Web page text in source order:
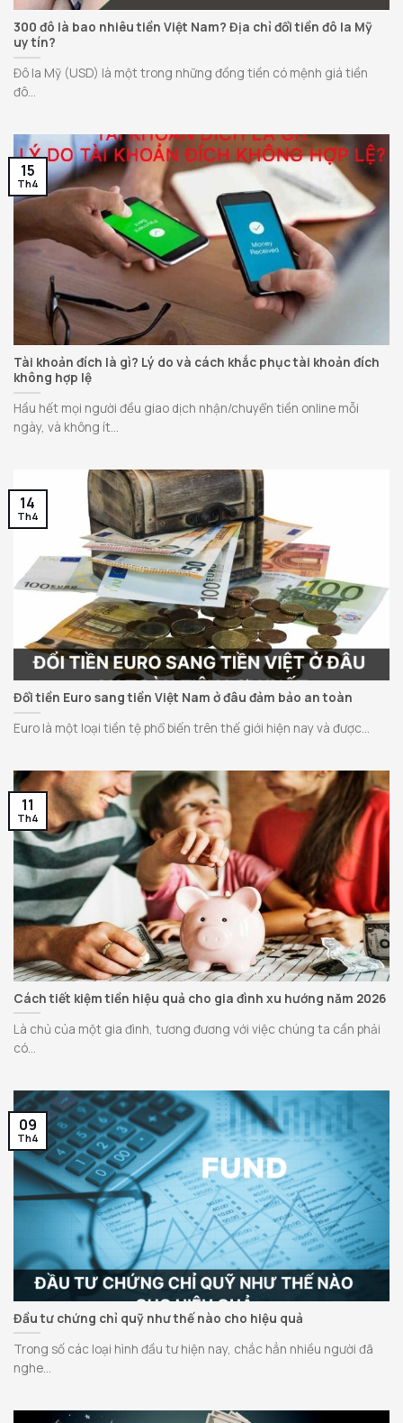
300 đô là bao nhiêu tiền Việt Nam? Địa chỉ đổi tiền đô la Mỹ
uy tín?
Đô la Mỹ (USD) là một trong những đồng tiền có mệnh giá tiền
đô...
Tài khoản đích là gì? Lý do và cách khắc phục tài khoản đích
không hợp lệ
Hầu hết mọi người đều giao dịch nhận/chuyển tiền online mỗi
ngày, và không ít...
15
Th4
Đổi tiền Euro sang tiền Việt Nam ở đâu đảm bảo an toàn
Euro là một loại tiền tệ phổ biến trên thế giới hiện nay và được...
14
Th4
Cách tiết kiệm tiền hiệu quả cho gia đình xu hướng năm 2026
Là chủ của một gia đình, tương đương với việc chúng ta cần phải
có...
11
Th4
Đầu tư chứng chỉ quỹ như thế nào cho hiệu quả
Trong số các loại hình đầu tư hiện nay, chắc hẳn nhiều người đã
nghe...
09
Th4